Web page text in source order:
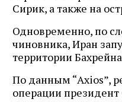
Сирик, а также на
Одновременно, по
чиновника, Иран
территории
По данным “Axios”,
операции